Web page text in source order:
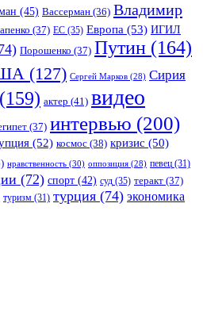
(45) Вассерман (36) Владимир
(37) ЕС (35) Европа (53) ИГИЛ
Порошенко (37) Путин (164)
(127) Сергей Марков (28) Сирия
(159) актер (41) видео
(37) интервью (200)
(52) космос (38) кризис (50)
нравственность (30) оппозиция (28) певец (31)
(72) спорт (42) суд (35) теракт (37)
туризм (31) турция (74) экономика